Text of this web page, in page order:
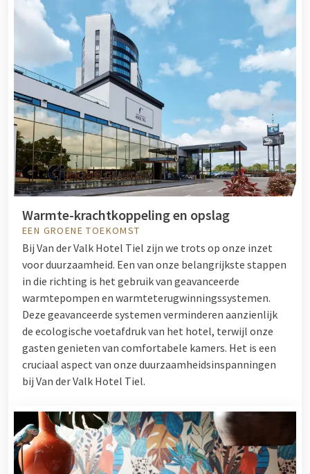
Warmte-krachtkoppeling en opslag
EEN GROENE TOEKOMST
Bij Van der Valk Hotel Tiel zijn we trots op onze inzet
voor duurzaamheid. Een van onze belangrijkste stappen
in die richting is het gebruik van geavanceerde
warmtepompen en warmteterugwinningssystemen.
Deze geavanceerde systemen verminderen aanzienlijk
de ecologische voetafdruk van het hotel, terwijl onze
gasten genieten van comfortabele kamers. Het is een
cruciaal aspect van onze duurzaamheidsinspanningen
bij Van der Valk Hotel Tiel.